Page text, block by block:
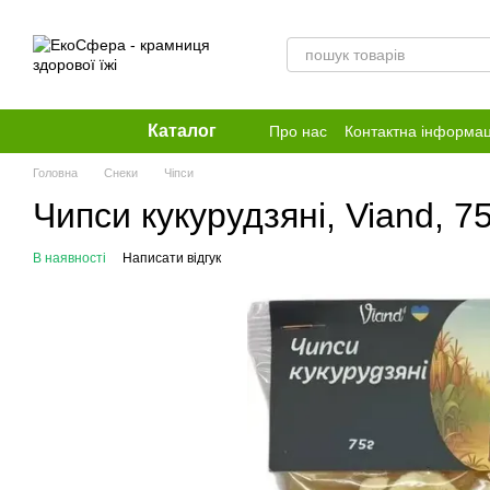
Каталог Про нас Контактна
Головна Снеки Чіпси
Чипси кукурудзяні, Viand,
В наявності Написати відгук